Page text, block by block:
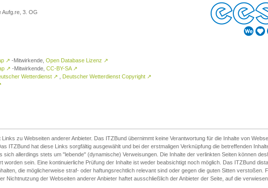
Aufg.re, 3. OG
↗ -Mitwirkende, Open Database Lizenz ↗
↗ -Mitwirkende, CC-BY-SA ↗
Wetterdienst ↗ Deutscher Wetterdienst Copyright ↗
zu Webseiten anderer Anbieter. Das ITZBund übernimmt keine Verantwortung für die Inhalte von
ITZBund hat diese Links sorgfältig ausgewählt und bei der erstmaligen Verknüpfung die betreffenden
sich allerdings stets um "lebende" (dynamische) Verweisungen. Die Inhalte der verlinkten Seiten können
worden sein. Eine kontinuierliche Prüfung der Inhalte ist weder beabsichtigt noch möglich. Das ITZBund
die möglicherweise straf- oder haftungsrechtlich relevant sind oder gegen die guten Sitten verstoßen.
Nichtnutzung der Webseiten anderer Anbieter haftet ausschließlich der Anbieter der Seite, auf die